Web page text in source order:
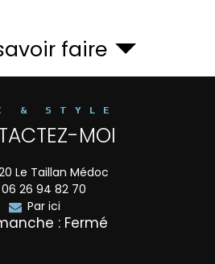
faire
& STYLE
MOI
Le Taillan Médoc
06 26 94 82 70
Par ici
: Fermé